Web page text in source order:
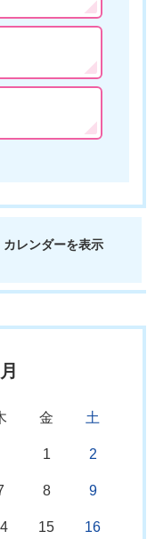
カレンダーを表示
月
金 土
1 2
8 9
15 16